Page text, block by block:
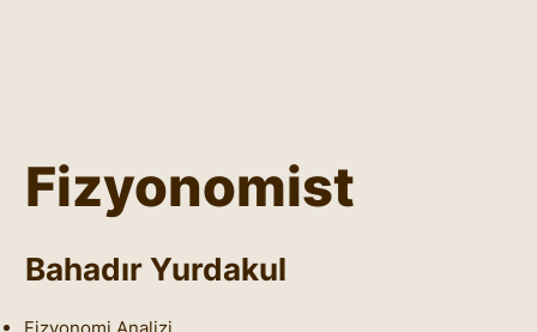
Fizyonomist
Bahadır Yurdakul